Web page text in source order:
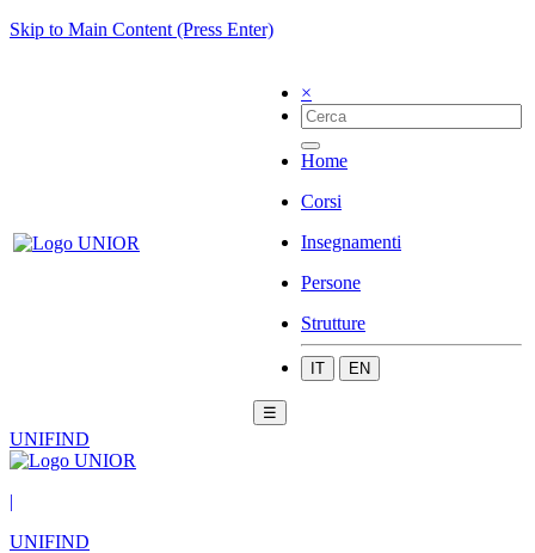
Skip to Main Content (Press Enter)
×
Home
Corsi
Insegnamenti
Persone
Strutture
IT EN
☰
UNIFIND
|
UNIFIND